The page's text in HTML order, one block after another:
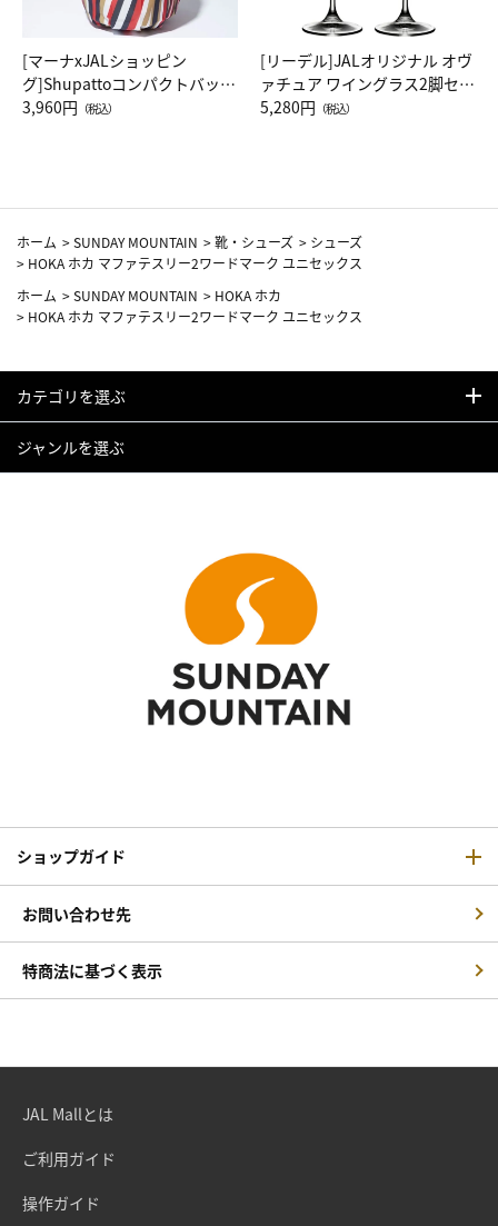
[マーナxJALショッピン
グ]Shupattoコンパクトバッグ
Drop JAL客室乗務員（LC）ス
3,960円 （税込）
[リーデル]JALオリジナル オヴ
ァチュア ワイングラス2脚セッ
ト（レッドワイン）
5,280円 （税込）
ホーム >SUNDAY MOUNTAIN >靴・シューズ > シューズ
> HOKA ホカ マファテスリー2ワードマーク ユニセックス
ホーム >SUNDAY MOUNTAIN > HOKA ホカ
> HOKA ホカ マファテスリー2ワードマーク ユニセックス
カテゴリを選ぶ
ジャンルを選ぶ
ショップガイド
お問い合わせ先
特商法に基づく表示
JAL Mallとは
ご利用ガイド
操作ガイド